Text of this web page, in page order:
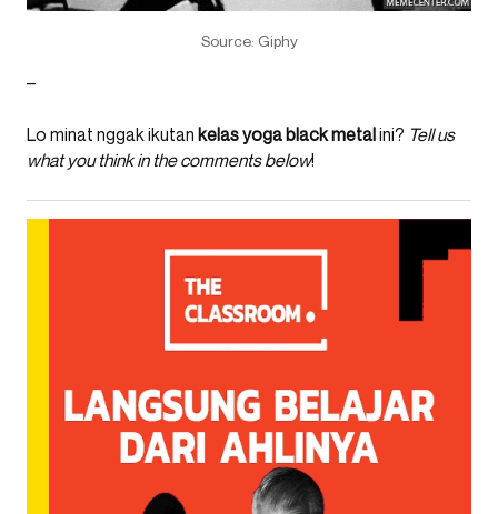
Source: Giphy
–
Lo minat nggak ikutan kelas yoga black metalini? Tell us
what you think in the comments below!